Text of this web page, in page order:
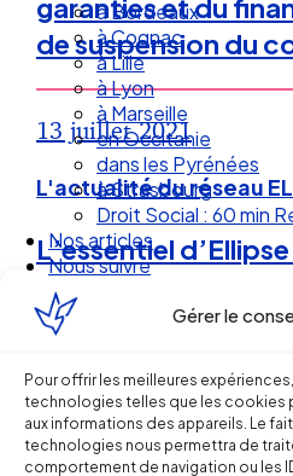
Gérer le
Pour offrir les meilleures
technologies telles que les cookies
aux informations des appareils. Le
technologies nous permettra de
comportement de navigation ou les
à Bordeaux
à Cognac
à Lille
à Lyon
à Marseille
en Occitanie
dans les Pyrénées
à Strasbourg
Droit Social : 60 min
Nos articles
Nous suivre
garanties et du
de suspension du
13 juillet 2021
L'actualité du réseau
L’essentiel
2014
1 septembre 2014